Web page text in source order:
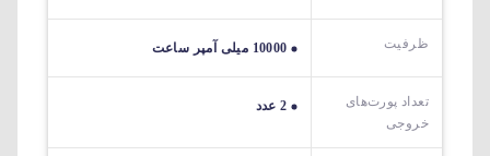
ظرفیت 10000 میلی آمپر ساعت
تعداد پورت‌های
خروجی
2 عدد